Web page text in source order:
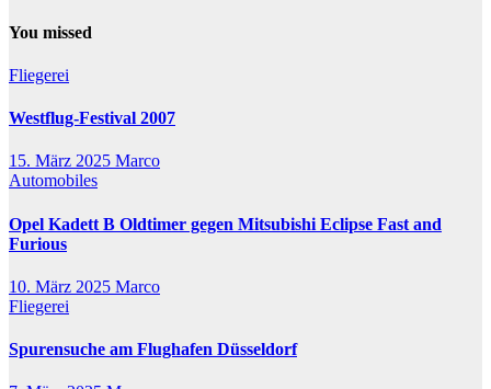
You missed
Fliegerei
Westflug-Festival 2007
15. März 2025 Marco
Automobiles
Opel Kadett B Oldtimer gegen Mitsubishi Eclipse Fast and
Furious
10. März 2025 Marco
Fliegerei
Spurensuche am Flughafen Düsseldorf